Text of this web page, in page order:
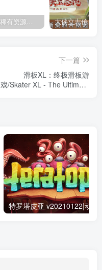
SVIP专属稀有资源下载 – 持续更新中
下一篇
滑板XL：终极滑板游
戏/Skater XL - The Ultimate